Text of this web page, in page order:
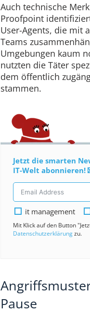
Auch technische
Proofpoint
User-Agents, die mit
Teams
Umgebungen kaum
nutzten die Täter
dem öffentlich
stammen.
Jetzt die smarten
IT-Welt abonnieren!
it management
Mit Klick auf den Button
Datenschutzerklärungzu.
Pause